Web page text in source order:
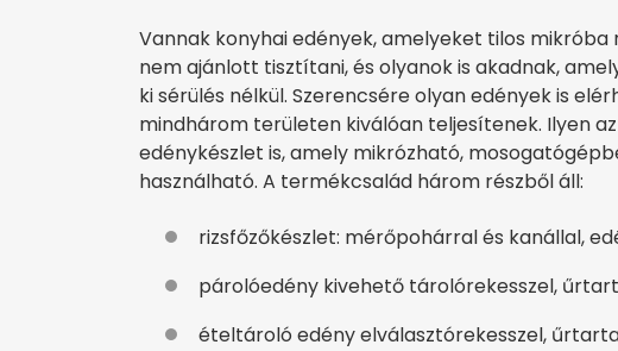
Vannak konyhai edények, amelyeket tilos
nem ajánlott tisztítani, és olyanok is akadnak,
ki sérülés nélkül. Szerencsére olyan edények is
mindhárom területen kiválóan teljesítenek. Ilyen az
edénykészlet is, amely mikrózható,
használható. A termékcsalád három részből áll:
rizsfőzőkészlet: mérőpohárral és kanállal,
párolóedény kivehető tárolórekesszel,
ételtároló edény elválasztórekesszel,